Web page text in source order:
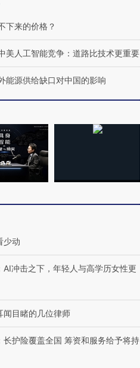
马航飞行员跨国走私7万
博
下来的价格？
美人工智能竞争：道路比技术更重要
能源供给缺口对中国的影响
少动
AI冲击之下，年轻人与高学历女性更
闻目睹的几位律师
长护险覆盖全国 筹资和服务给予将持